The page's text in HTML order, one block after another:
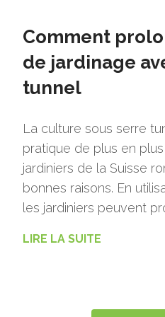
Comment
de jardinage
tunnel
La culture sous serre
pratique de plus en
jardiniers de la Suisse
bonnes raisons. En
les jardiniers peuvent
LIRE LA SUITE